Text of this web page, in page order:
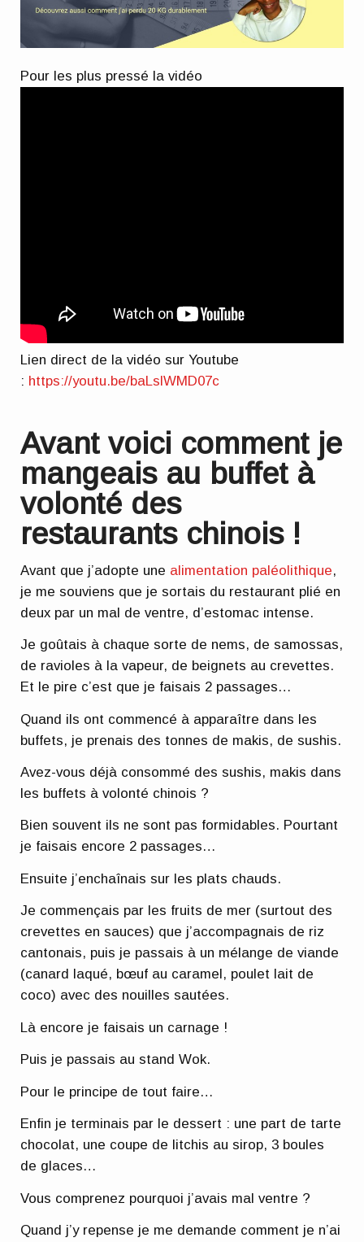
Pour les plus pressé la vidéo
Lien direct de la vidéo sur Youtube
: https://youtu.be/baLslWMD07c
Avant voici comment je
mangeais au buffet à
volonté des
restaurants chinois !
Avant que j’adopte une alimentation paléolithique,
je me souviens que je sortais du restaurant plié en
deux par un mal de ventre, d’estomac intense.
Je goûtais à chaque sorte de nems, de samossas,
de ravioles à la vapeur, de beignets au crevettes.
Et le pire c’est que je faisais 2 passages…
Quand ils ont commencé à apparaître dans les
buffets, je prenais des tonnes de makis, de sushis.
Avez-vous déjà consommé des sushis, makis dans
les buffets à volonté chinois ?
Bien souvent ils ne sont pas formidables. Pourtant
je faisais encore 2 passages…
Ensuite j’enchaînais sur les plats chauds.
Je commençais par les fruits de mer (surtout des
crevettes en sauces) que j’accompagnais de riz
cantonais, puis je passais à un mélange de viande
(canard laqué, bœuf au caramel, poulet lait de
coco) avec des nouilles sautées.
Là encore je faisais un carnage !
Puis je passais au stand Wok.
Pour le principe de tout faire…
Enfin je terminais par le dessert : une part de tarte
chocolat, une coupe de litchis au sirop, 3 boules
de glaces…
Vous comprenez pourquoi j’avais mal ventre ?
Quand j’y repense je me demande comment je n’ai